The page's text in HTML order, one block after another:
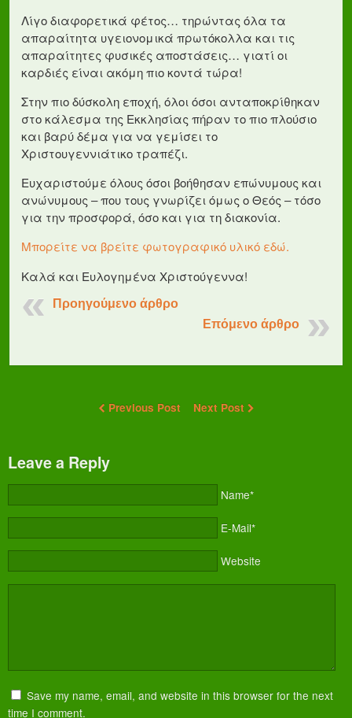
Λίγο διαφορετικά φέτος… τηρώντας όλα τα
απαραίτητα υγειονομικά πρωτόκολλα και τις
απαραίτητες φυσικές αποστάσεις… γιατί οι
καρδιές είναι ακόμη πιο κοντά τώρα!
Στην πιο δύσκολη εποχή, όλοι όσοι ανταποκρίθηκαν
στο κάλεσμα της Εκκλησίας πήραν το πιο πλούσιο
και βαρύ δέμα για να γεμίσει το
Χριστουγεννιάτικο τραπέζι.
Ευχαριστούμε όλους όσοι βοήθησαν επώνυμους και
ανώνυμους – που τους γνωρίζει όμως ο Θεός – τόσο
για την προσφορά, όσο και για τη διακονία.
Μπορείτε να βρείτε φωτογραφικό υλικό εδώ.
Καλά και Ευλογημένα Χριστούγεννα!
Προηγούμενο άρθρο
Επόμενο άρθρο
Previous Post Next Post
Leave a Reply
Name*
E-Mail*
Website
Save my name, email, and website in this browser for the next
time I comment.